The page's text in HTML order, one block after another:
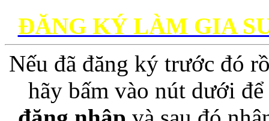
ĐĂNG KÝ LÀM GIA
Nếu đã đăng ký trước đó
hãy bấm vào nút dưới để